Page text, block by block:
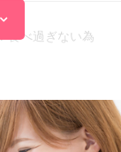
食べ過ぎない為